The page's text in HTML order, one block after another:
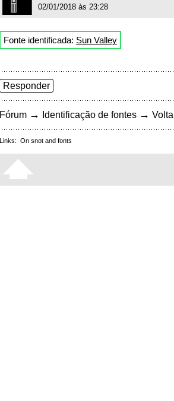
02/01/2018 às 23:28
Fonte identificada: Sun Valley
Responder
Fórum → Identificação de fontes →
Links: On snot and fonts